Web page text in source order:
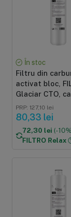
În stoc
Filtru din
activat bloc,
Glaciar CTO,
activat bloc,
usoara twist
PRP: 127,10 lei
80,33 lei
72,30 lei (-
FILTRO Relax